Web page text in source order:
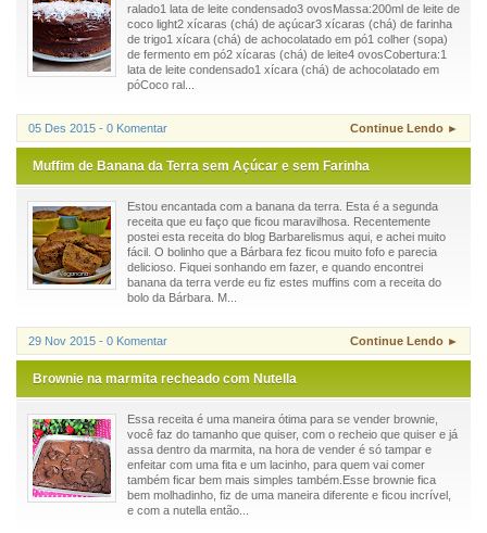
ralado1 lata de leite condensado3 ovosMassa:200ml de leite de
coco light2 xícaras (chá) de açúcar3 xícaras (chá) de farinha
de trigo1 xícara (chá) de achocolatado em pó1 colher (sopa)
de fermento em pó2 xícaras (chá) de leite4 ovosCobertura:1
lata de leite condensado1 xícara (chá) de achocolatado em
póCoco ral...
05 Des 2015 - 0 Komentar Continue Lendo ►
Muffim de Banana da Terra sem Açúcar e sem Farinha
Estou encantada com a banana da terra. Esta é a segunda
receita que eu faço que ficou maravilhosa. Recentemente
postei esta receita do blog Barbarelismus aqui, e achei muito
fácil. O bolinho que a Bárbara fez ficou muito fofo e parecia
delicioso. Fiquei sonhando em fazer, e quando encontrei
banana da terra verde eu fiz estes muffins com a receita do
bolo da Bárbara. M...
29 Nov 2015 - 0 Komentar Continue Lendo ►
Brownie na marmita recheado com Nutella
Essa receita é uma maneira ótima para se vender brownie,
você faz do tamanho que quiser, com o recheio que quiser e já
assa dentro da marmita, na hora de vender é só tampar e
enfeitar com uma fita e um lacinho, para quem vai comer
também ficar bem mais simples também.Esse brownie fica
bem molhadinho, fiz de uma maneira diferente e ficou incrível,
e com a nutella então...